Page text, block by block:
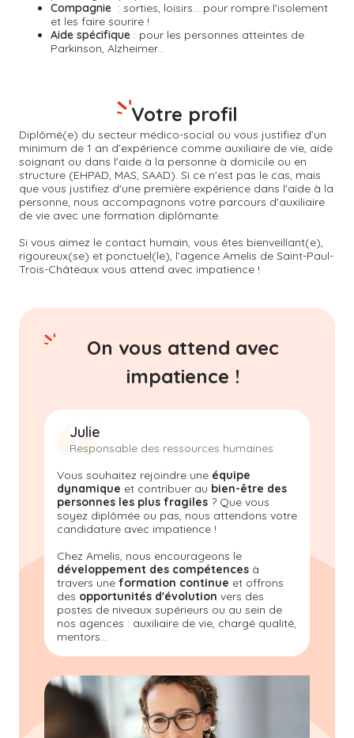
Compagnie : sorties, loisirs... pour rompre l'isolement
et les faire sourire !
Aide spécifique : pour les personnes atteintes de
Parkinson, Alzheimer...
Diplômé(e) du secteur médico-social ou vous justifiez d’un
minimum de 1 an d’expérience comme auxiliaire de vie, aide
soignant ou dans l'aide à la personne à domicile ou en
structure (EHPAD, MAS, SAAD). Si ce n'est pas le cas, mais
que vous justifiez d'une première expérience dans l'aide à la
personne, nous accompagnons votre parcours d'auxiliaire
de vie avec une formation diplômante.
Si vous aimez le contact humain, vous êtes bienveillant(e),
rigoureux(se) et ponctuel(le), l’agence Amelis de Saint-Paul-
Trois-Châteaux vous attend avec impatience !
Votre profil
On vous attend avec
impatience !
Julie
Responsable des ressources humaines
Vous souhaitez rejoindre une équipe
dynamique et contribuer au bien-être des
personnes les plus fragiles ? Que vous
soyez diplômée ou pas, nous attendons votre
candidature avec impatience !
Chez Amelis, nous encourageons le
développement des compétences à
travers une formation continue et offrons
des opportunités d'évolution vers des
postes de niveaux supérieurs ou au sein de
nos agences : auxiliaire de vie, chargé qualité,
mentors...